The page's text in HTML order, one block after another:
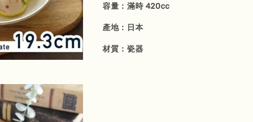
容量：滿時 420cc
產地：日本
材質：瓷器